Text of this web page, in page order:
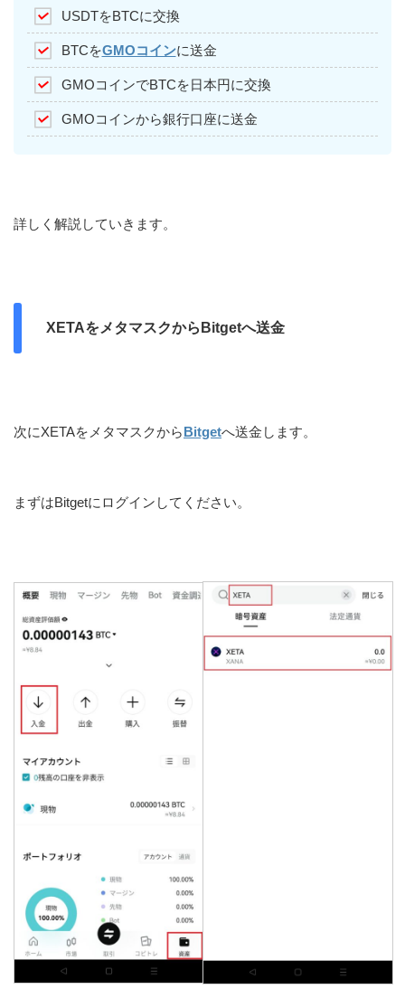
USDTをBTCに交換
BTCをGMOコインに送金
GMOコインでBTCを日本円に交換
GMOコインから銀行口座に送金
詳しく解説していきます。
XETAをメタマスクからBitgetへ送金
次にXETAをメタマスクからBitgetへ送金します。
まずはBitgetにログインしてください。